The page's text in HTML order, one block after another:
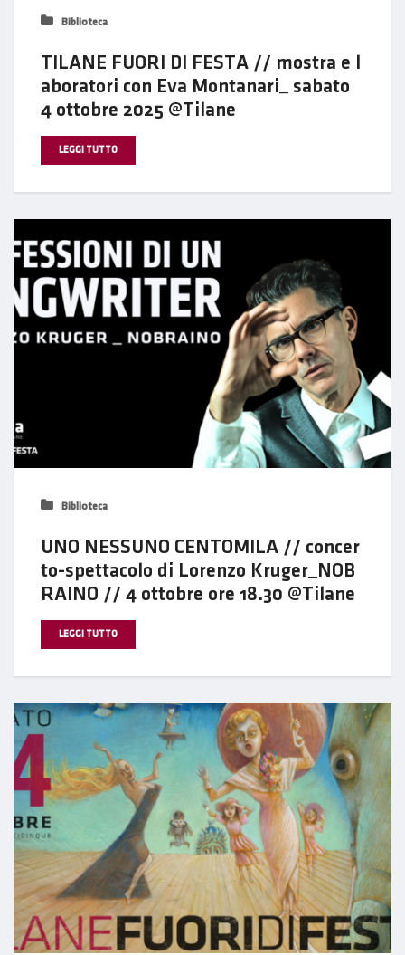
Biblioteca
TILANE FUORI DI FESTA // mostra e l
aboratori con Eva Montanari_ sabato
4 ottobre 2025 @Tilane
LEGGI TUTTO
Biblioteca
UNO NESSUNO CENTOMILA // concer
to-spettacolo di Lorenzo Kruger_NOB
RAINO // 4 ottobre ore 18.30 @Tilane
LEGGI TUTTO